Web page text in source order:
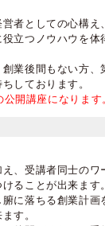
者としての心構え
立つノウハウを体
業後間もない方、
しております。
開講座になります
え、受講者同士の
ることが出来ます。
腑に落ちる創業計
す。